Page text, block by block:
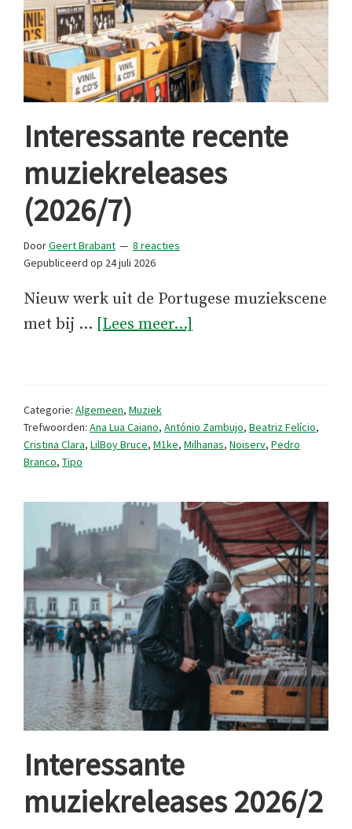
Interessante recente
muziekreleases
(2026/7)
DoorGeert Brabant
8 reacties
Gepubliceerd op 24 juli 2026
Nieuw werk uit de Portugese muziekscene
met bij … [Lees meer...]
Categorie: Algemeen, Muziek
Trefwoorden: Ana Lua Caiano, António Zambujo, Beatriz Felício,
Cristina Clara, LilBoy Bruce, M1ke, Milhanas, Noiserv, Pedro
Branco, Tipo
Interessante
muziekreleases 2026/2